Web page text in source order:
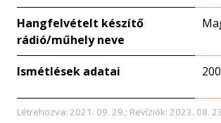
Hangfelvételt készítő
rádió/műhely neve
Ismétlések adatai
Létrehozva: 2021. 09. 29.; Revíziók: 2023. 08.